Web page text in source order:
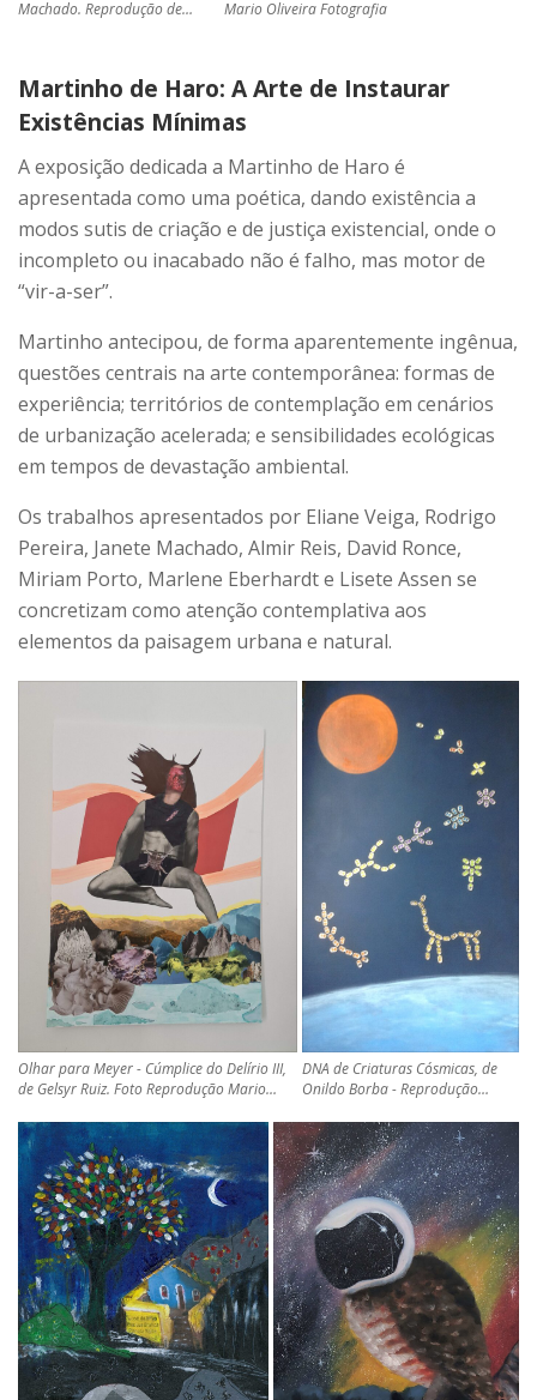
Machado. Reprodução de… Mario Oliveira Fotografia
Martinho de Haro: A Arte de Instaurar
Existências Mínimas
A exposição dedicada a Martinho de Haro é
apresentada como uma poética, dando existência a
modos sutis de criação e de justiça existencial, onde o
incompleto ou inacabado não é falho, mas motor de
“vir-a-ser”.
Martinho antecipou, de forma aparentemente ingênua,
questões centrais na arte contemporânea: formas de
experiência; territórios de contemplação em cenários
de urbanização acelerada; e sensibilidades ecológicas
em tempos de devastação ambiental.
Os trabalhos apresentados por Eliane Veiga, Rodrigo
Pereira, Janete Machado, Almir Reis, David Ronce,
Miriam Porto, Marlene Eberhardt e Lisete Assen se
concretizam como atenção contemplativa aos
elementos da paisagem urbana e natural.
Olhar para Meyer - Cúmplice do Delírio III,
de Gelsyr Ruiz. Foto Reprodução Mario…
DNA de Criaturas Cósmicas, de
Onildo Borba - Reprodução…